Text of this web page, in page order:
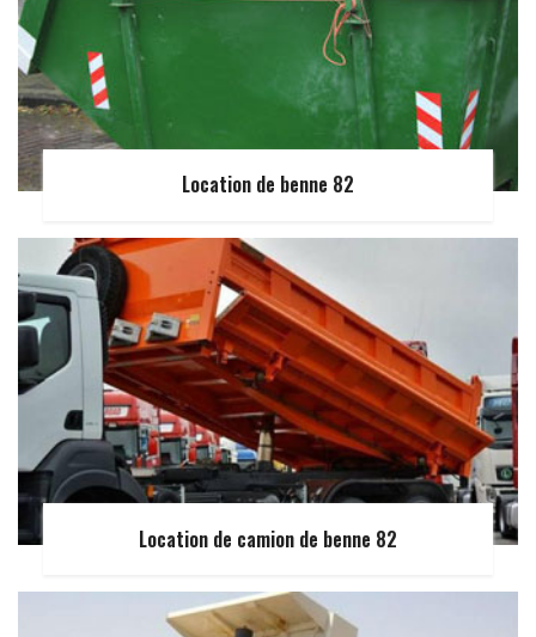
Location de benne 82
Location de camion de benne 82